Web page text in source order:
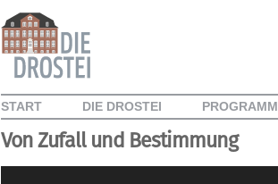
START DIE DROSTEI PROGRAMM
Von Zufall und Bestimmung